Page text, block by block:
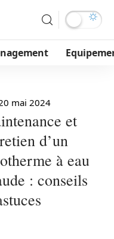
mai 2024
et
d’un
à eau
: conseils